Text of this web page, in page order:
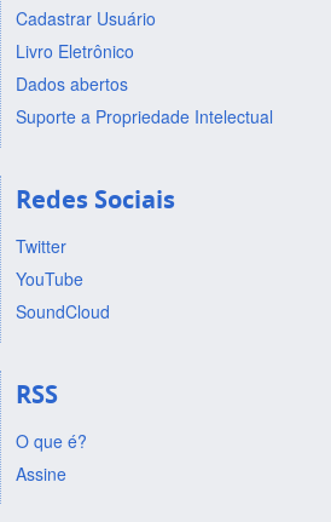
Cadastrar Usuário
Livro Eletrônico
Dados abertos
Suporte a Propriedade Intelectual
Redes Sociais
Twitter
YouTube
SoundCloud
RSS
O que é?
Assine